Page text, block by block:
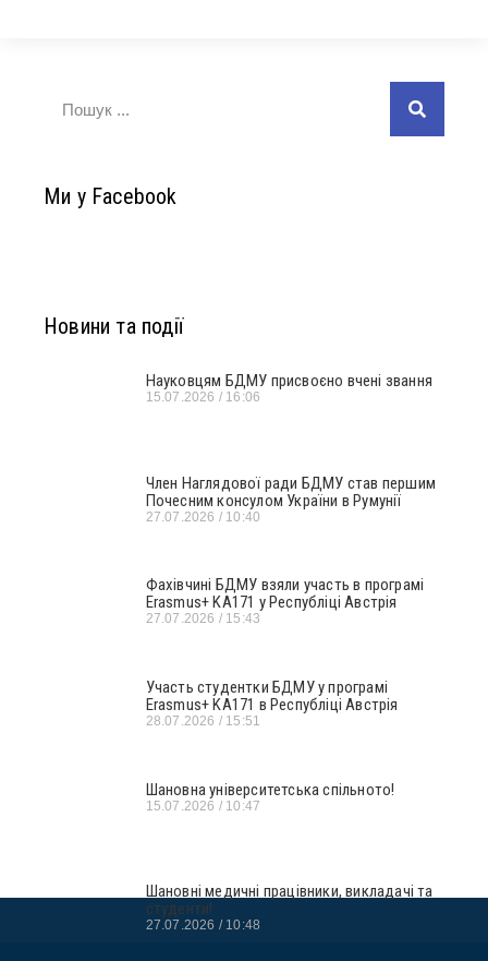
Ми у Facebook
Новини та події
Науковцям БДМУ присвоєно вчені звання
15.07.2026 16:06
Член Наглядової ради БДМУ став першим
Почесним консулом України в Румунії
27.07.2026 10:40
Фахівчині БДМУ взяли участь в програмі
Erasmus+ KA171 у Республіці Австрія
27.07.2026 15:43
Участь студентки БДМУ у програмі
Erasmus+ KA171 в Республіці Австрія
28.07.2026 15:51
Шановна університетська спільното!
15.07.2026 10:47
Шановні медичні працівники, викладачі та
студенти!
27.07.2026 10:48